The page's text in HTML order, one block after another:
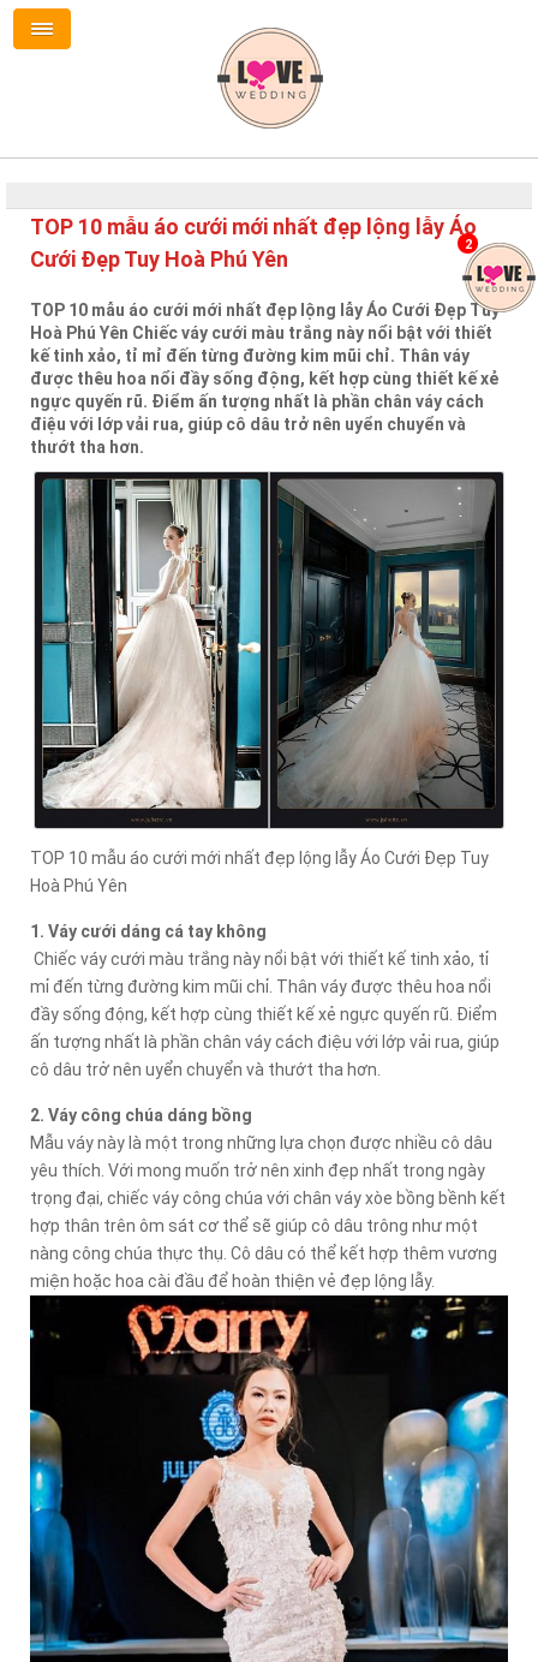
TOP 10 mẫu áo cưới mới nhất đẹp lộng lẫy Áo
Cưới Đẹp Tuy Hoà Phú Yên
TOP 10 mẫu áo cưới mới nhất đẹp lộng lẫy Áo Cưới Đẹp Tuy
Hoà Phú Yên Chiếc váy cưới màu trắng này nổi bật với thiết
kế tinh xảo, tỉ mỉ đến từng đường kim mũi chỉ. Thân váy
được thêu hoa nổi đầy sống động, kết hợp cùng thiết kế xẻ
ngực quyến rũ. Điểm ấn tượng nhất là phần chân váy cách
điệu với lớp vải rua, giúp cô dâu trở nên uyển chuyển và
thướt tha hơn.
TOP 10 mẫu áo cưới mới nhất đẹp lộng lẫy Áo Cưới Đẹp Tuy
Hoà Phú Yên
1. Váy cưới dáng cá tay không
Chiếc váy cưới màu trắng này nổi bật với thiết kế tinh xảo, tỉ
mỉ đến từng đường kim mũi chỉ. Thân váy được thêu hoa nổi
đầy sống động, kết hợp cùng thiết kế xẻ ngực quyến rũ. Điểm
ấn tượng nhất là phần chân váy cách điệu với lớp vải rua, giúp
cô dâu trở nên uyển chuyển và thướt tha hơn.
2. Váy công chúa dáng bồng
Mẫu váy này là một trong những lựa chọn được nhiều cô dâu
yêu thích. Với mong muốn trở nên xinh đẹp nhất trong ngày
trọng đại, chiếc váy công chúa với chân váy xòe bồng bềnh kết
hợp thân trên ôm sát cơ thể sẽ giúp cô dâu trông như một
nàng công chúa thực thụ. Cô dâu có thể kết hợp thêm vương
miện hoặc hoa cài đầu để hoàn thiện vẻ đẹp lộng lẫy.
2